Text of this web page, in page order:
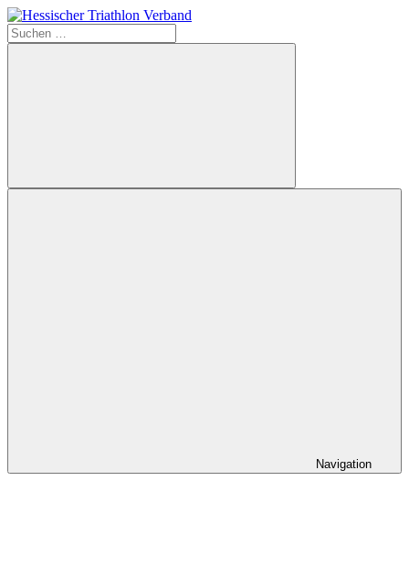
Zum
Inhalt
springen
Hessischer
Suchen
nach:
Suchen
Navigation